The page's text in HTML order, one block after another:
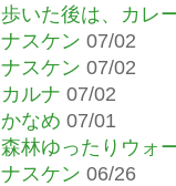
歩いた後は、カレ
ナスケン 07/02
ナスケン 07/02
カルナ 07/02
かなめ 07/01
森林ゆったりウォ
ナスケン 06/26